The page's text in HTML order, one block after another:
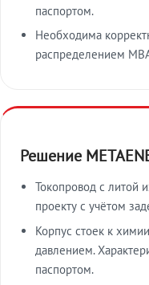
паспортом.
Необходима
распределением
Решение
Токопровод с литой
проекту с учётом
Корпус стоек к
давлением.
паспортом.